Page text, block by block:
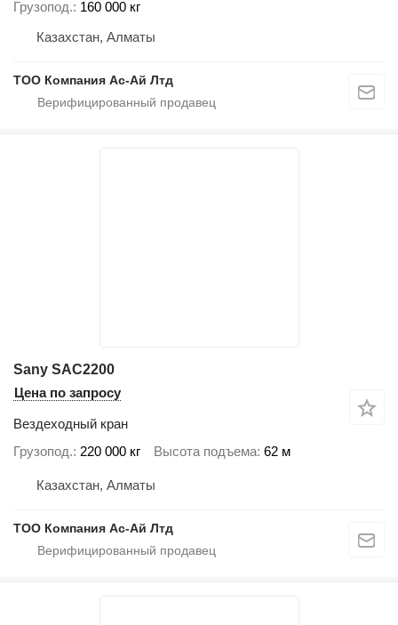
Грузопод. 160 000 кг
Казахстан, Алматы
ТОО Компания Ас-Ай Лтд
Sany SAC2200
Цена по запросу
Вездеходный кран
Грузопод. 220 000 кг Высота подъема 62 м
Казахстан, Алматы
ТОО Компания Ас-Ай Лтд